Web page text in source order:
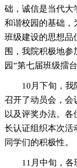
础，诚信是当代大
和谐校园的基础，
班级建设的思想品
围，我院积极地参
园”第七届班级擂
10月下旬，
召开了动员会，会
以及评奖办法。各
长认证组织本次活
同学们的积极性。
11月中旬，